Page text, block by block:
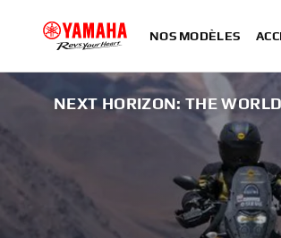
NOS MODÈLES
NEXT HORIZON: THE WORLD